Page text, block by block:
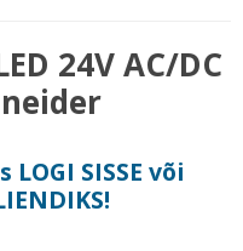
24V AC/DC
LOGI SISSE või
!